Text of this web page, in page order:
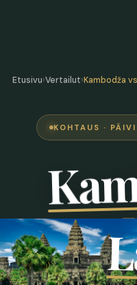
Etusivu›Vertailut›Kambodža
KOHTAUS ·